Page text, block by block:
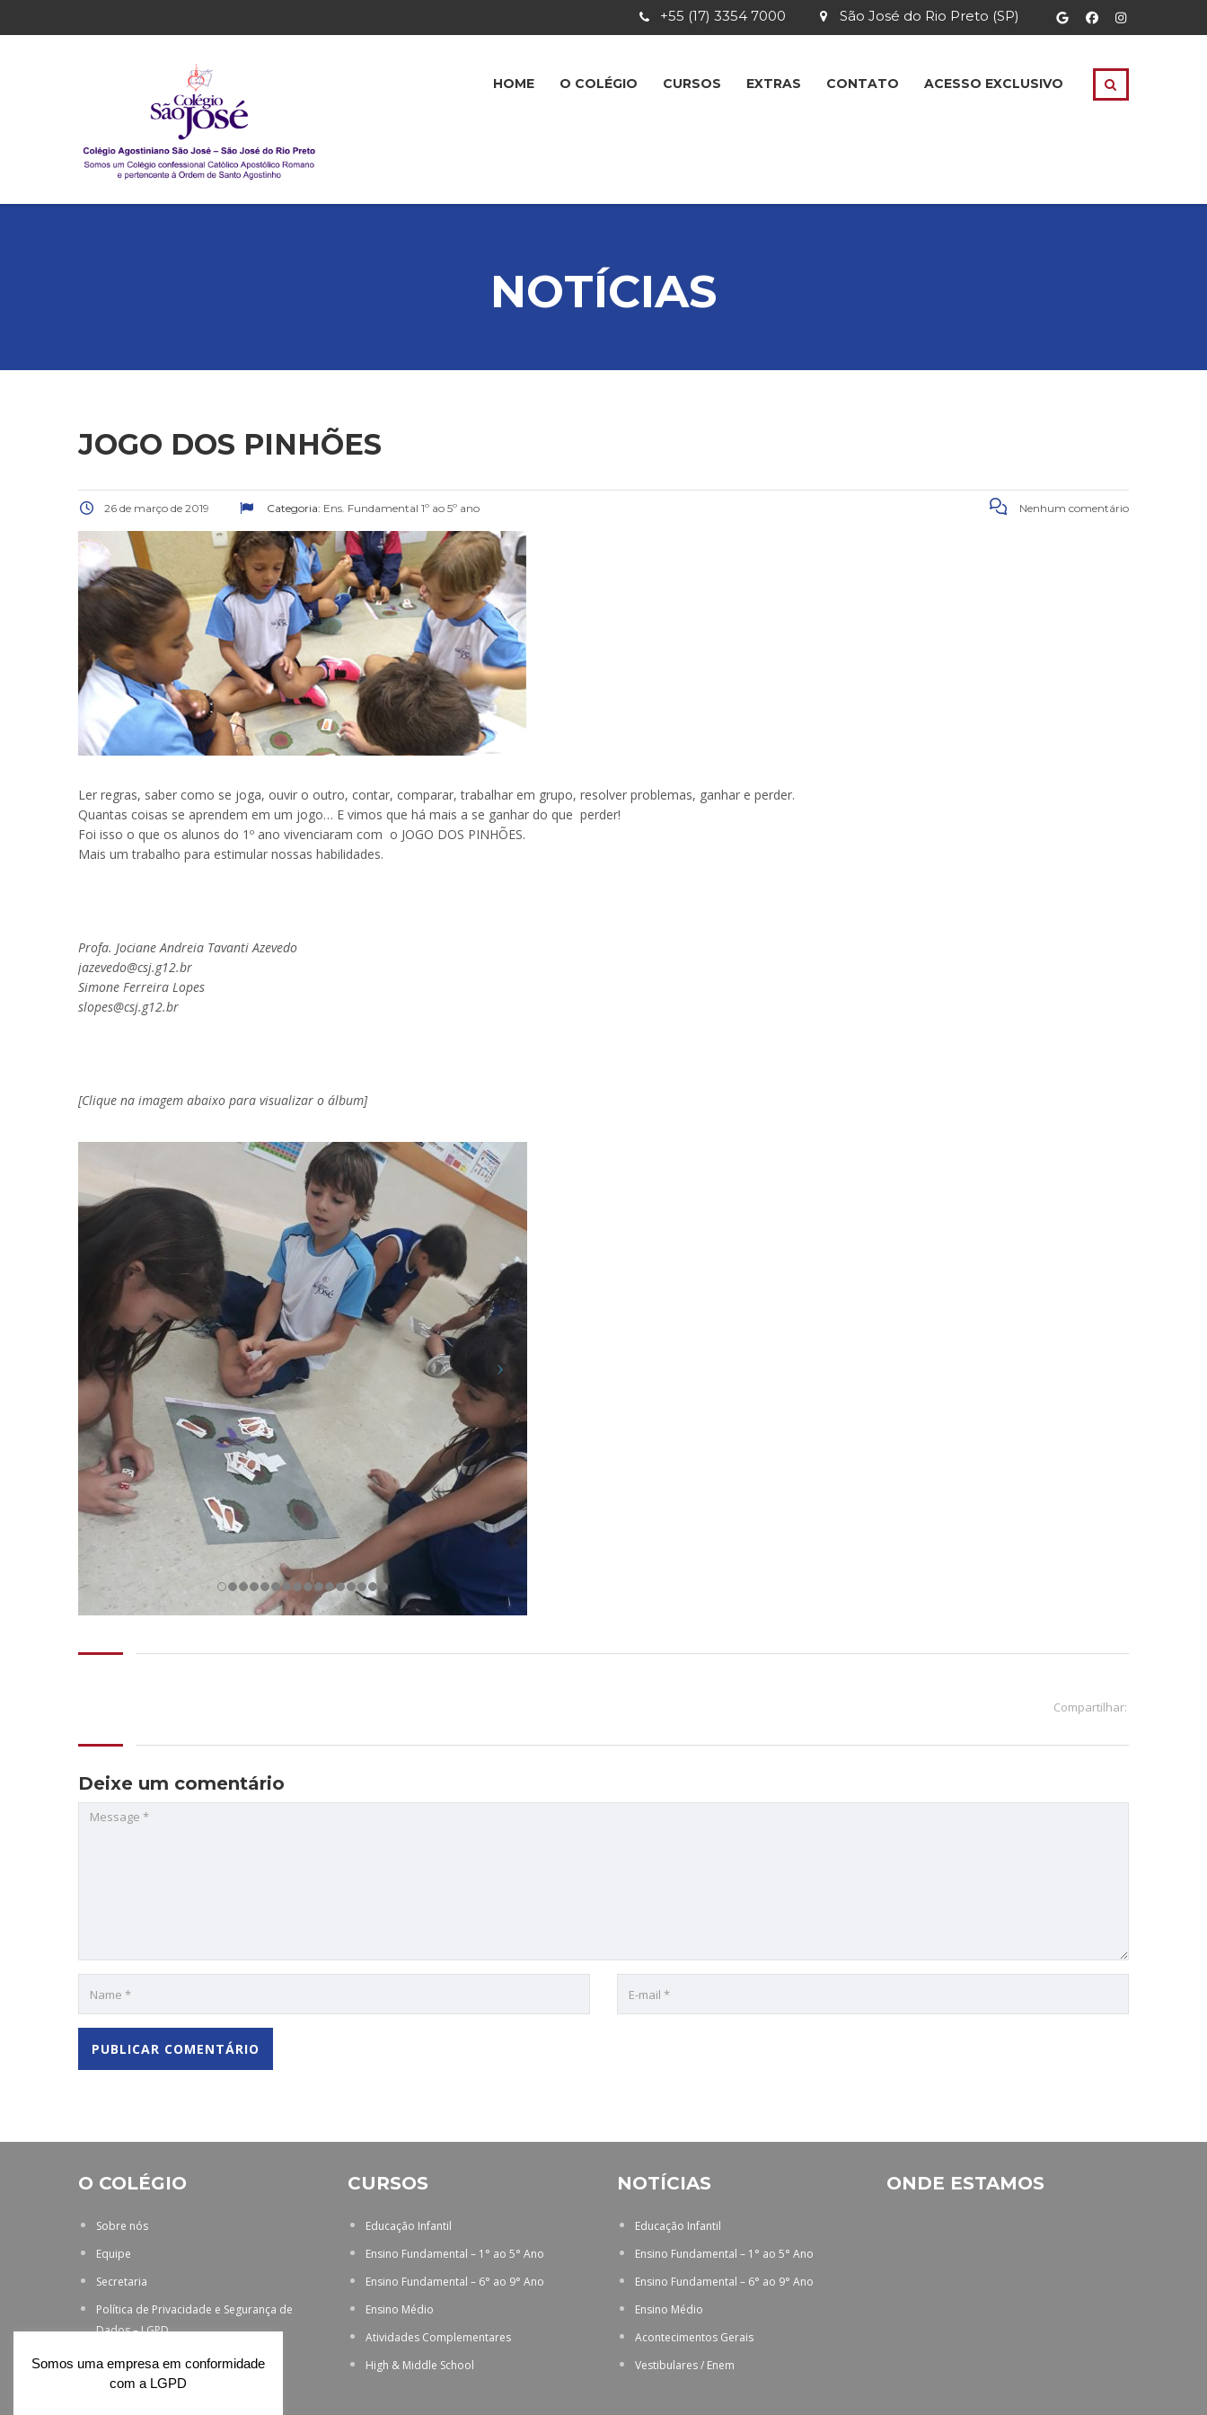
São José do Rio Preto (SP)
+55 (17) 3354 7000
HOME O COLÉGIO CURSOS EXTRAS CONTATO ACESSO EXCLUSIVO
NOTÍCIAS
JOGO DOS PINHÕES
26 de março de 2019 Categoria: Ens. Fundamental 1º ao 5º ano Nenhum comentário
Ler regras, saber como se joga, ouvir o outro, contar, comparar, trabalhar em grupo, resolver problemas, ganhar e perder.
Quantas coisas se aprendem em um jogo… E vimos que há mais a se ganhar do que perder!
Foi isso o que os alunos do 1º ano vivenciaram com o JOGO DOS PINHÕES.
Mais um trabalho para estimular nossas habilidades.
Profa. Jociane Andreia Tavanti Azevedo
jazevedo@csj.g12.br
Simone Ferreira Lopes
slopes@csj.g12.br
[Clique na imagem abaixo para visualizar o álbum]
Compartilhar:
Deixe um comentário
O COLÉGIO
Sobre nós
Equipe
Secretaria
Política de Privacidade e Segurança de
Dados – LGPD
CURSOS
Educação Infantil
Ensino Fundamental – 1° ao 5° Ano
Ensino Fundamental – 6° ao 9° Ano
Ensino Médio
Atividades Complementares
High & Middle School
NOTÍCIAS
Educação Infantil
Ensino Fundamental – 1° ao 5° Ano
Ensino Fundamental – 6° ao 9° Ano
Ensino Médio
Acontecimentos Gerais
Vestibulares / Enem
ONDE ESTAMOS
Somos uma empresa em conformidade
com a LGPD